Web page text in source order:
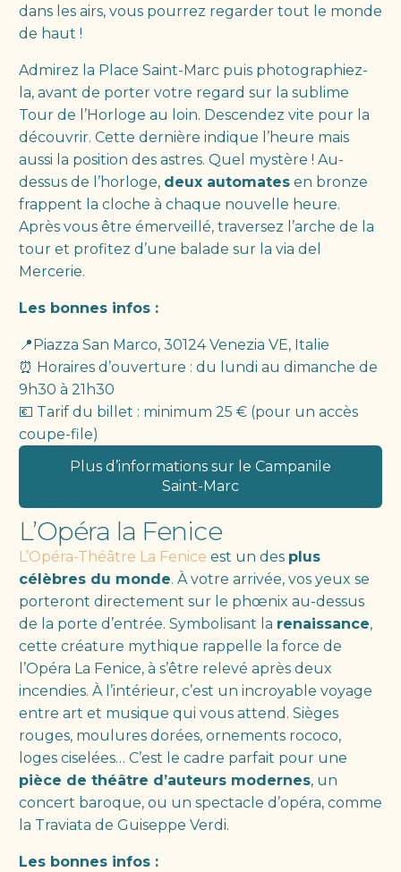
dans les airs, vous pourrez regarder tout le monde
de haut !
Admirez la Place Saint-Marc puis photographiez-
la, avant de porter votre regard sur la sublime
Tour de l’Horloge au loin. Descendez vite pour la
découvrir. Cette dernière indique l’heure mais
aussi la position des astres. Quel mystère ! Au-
dessus de l’horloge, deux automatesen bronze
frappent la cloche à chaque nouvelle heure.
Après vous être émerveillé, traversez l’arche de la
tour et profitez d’une balade sur la via del
Mercerie.
Les bonnes infos :
📍Piazza San Marco, 30124 Venezia VE, Italie
⏰ Horaires d’ouverture : du lundi au dimanche de
9h30 à 21h30
💶 Tarif du billet : minimum 25 € (pour un accès
coupe-file)
Plus d’informations sur le Campanile
Saint-Marc
L’Opéra la Fenice
L’Opéra-Théâtre La Fenice est un des plus
célèbres du monde. À votre arrivée, vos yeux se
porteront directement sur le phœnix au-dessus
de la porte d’entrée. Symbolisant la renaissance,
cette créature mythique rappelle la force de
l’Opéra La Fenice, à s’être relevé après deux
incendies. À l’intérieur, c’est un incroyable voyage
entre art et musique qui vous attend. Sièges
rouges, moulures dorées, ornements rococo,
loges ciselées… C’est le cadre parfait pour une
pièce de théâtre d’auteurs modernes, un
concert baroque, ou un spectacle d’opéra, comme
la Traviata de Guiseppe Verdi.
Les bonnes infos :